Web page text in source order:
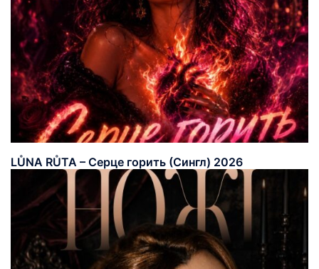
LŮNA RŮTA – Серце горить (Сингл) 2026